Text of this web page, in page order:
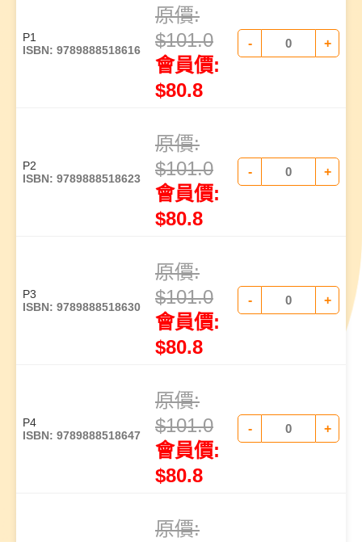
P1
ISBN: 9789888518616
原價:
$101.0
會員價:
$80.8
- +
P2
ISBN: 9789888518623
原價:
$101.0
會員價:
$80.8
- +
P3
ISBN: 9789888518630
原價:
$101.0
會員價:
$80.8
- +
P4
ISBN: 9789888518647
原價:
$101.0
會員價:
$80.8
- +
原價: